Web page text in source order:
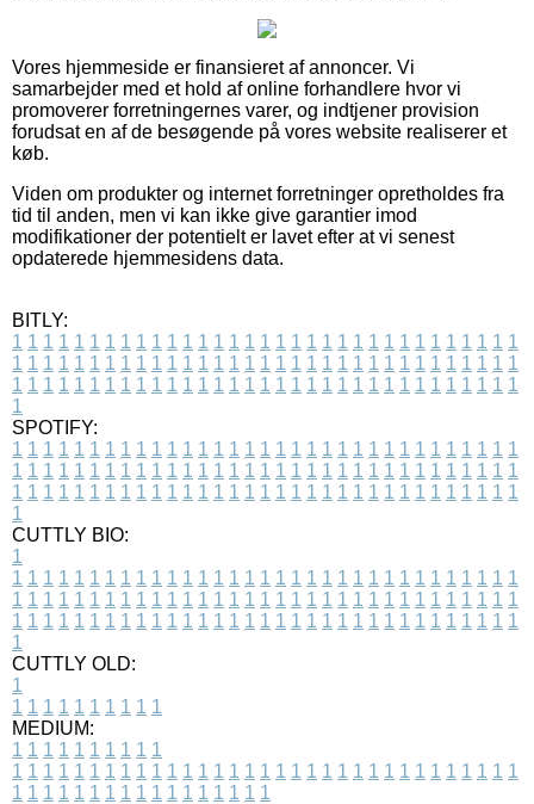
Vores hjemmeside er finansieret af annoncer. Vi
samarbejder med et hold af online forhandlere hvor vi
promoverer forretningernes varer, og indtjener provision
forudsat en af de besøgende på vores website realiserer et
køb.
Viden om produkter og internet forretninger opretholdes fra
tid til anden, men vi kan ikke give garantier imod
modifikationer der potentielt er lavet efter at vi senest
opdaterede hjemmesidens data.
BITLY:
1 1 1 1 1 1 1 1 1 1 1 1 1 1 1 1 1 1 1 1 1 1 1 1 1 1 1 1 1 1 1 1 1
1 1 1 1 1 1 1 1 1 1 1 1 1 1 1 1 1 1 1 1 1 1 1 1 1 1 1 1 1 1 1 1 1
1 1 1 1 1 1 1 1 1 1 1 1 1 1 1 1 1 1 1 1 1 1 1 1 1 1 1 1 1 1 1 1 1
1
SPOTIFY:
1 1 1 1 1 1 1 1 1 1 1 1 1 1 1 1 1 1 1 1 1 1 1 1 1 1 1 1 1 1 1 1 1
1 1 1 1 1 1 1 1 1 1 1 1 1 1 1 1 1 1 1 1 1 1 1 1 1 1 1 1 1 1 1 1 1
1 1 1 1 1 1 1 1 1 1 1 1 1 1 1 1 1 1 1 1 1 1 1 1 1 1 1 1 1 1 1 1 1
1
CUTTLY BIO:
1
1 1 1 1 1 1 1 1 1 1 1 1 1 1 1 1 1 1 1 1 1 1 1 1 1 1 1 1 1 1 1 1 1
1 1 1 1 1 1 1 1 1 1 1 1 1 1 1 1 1 1 1 1 1 1 1 1 1 1 1 1 1 1 1 1 1
1 1 1 1 1 1 1 1 1 1 1 1 1 1 1 1 1 1 1 1 1 1 1 1 1 1 1 1 1 1 1 1 1
1
CUTTLY OLD:
1
1 1 1 1 1 1 1 1 1 1
MEDIUM:
1 1 1 1 1 1 1 1 1 1
1 1 1 1 1 1 1 1 1 1 1 1 1 1 1 1 1 1 1 1 1 1 1 1 1 1 1 1 1 1 1 1 1
1 1 1 1 1 1 1 1 1 1 1 1 1 1 1 1 1